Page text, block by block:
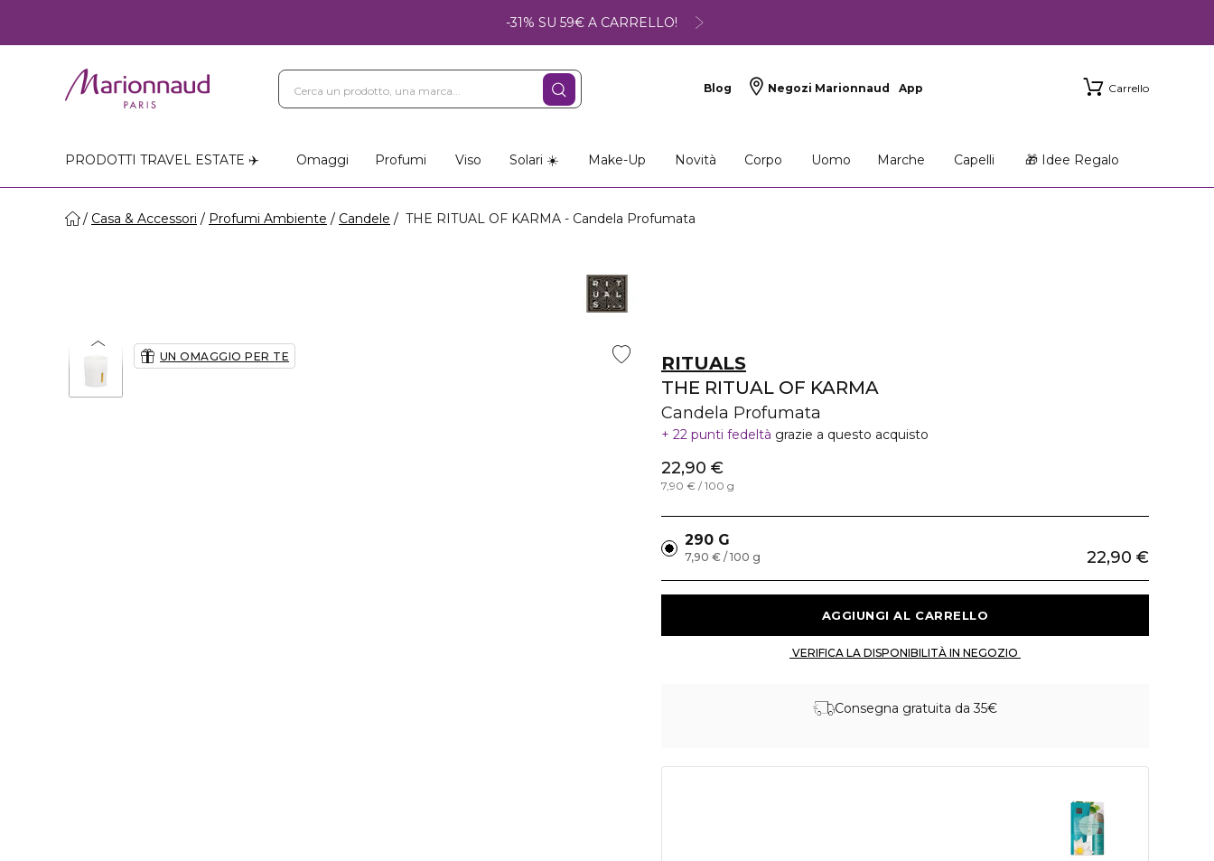
-31% SU 59€ A CARRELLO!
Blog Negozi Marionnaud App Carrello
PRODOTTI TRAVEL ESTATE ✈️ Omaggi Profumi Viso Solari ☀️ Make-Up Novità Corpo Uomo Marche Capelli 🎁 Idee Regalo
Casa & Accessori Profumi Ambiente Candele THE RITUAL OF KARMA - Candela Profumata
UN OMAGGIO PER TE
RITUALS
THE RITUAL OF KARMA
Candela Profumata
22 punti fedeltà grazie a questo acquisto
22,90 €
7,90 € / 100 g
290 G
22,90 €
7,90 € / 100 g
Consegna gratuita da 35€